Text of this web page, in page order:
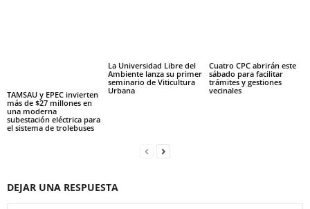
TAMSAU y EPEC invierten
más de $27 millones en
una moderna
subestación eléctrica para
el sistema de trolebuses
La Universidad Libre del
Ambiente lanza su primer
seminario de Viticultura
Urbana
Cuatro CPC abrirán este
sábado para facilitar
trámites y gestiones
vecinales
DEJAR UNA RESPUESTA